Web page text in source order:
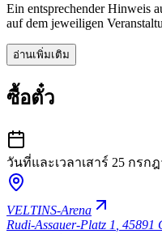
Ein entsprechender Hinweis
auf dem jeweiligen
อ่านเพิ่มเติม
ซื้อตั๋ว
วันที่และเวลาเสาร์ 25 กรก
VELTINS-Arena
Rudi-Assauer-Platz 1 45891